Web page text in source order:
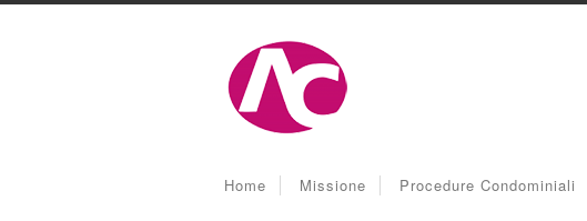
Home Missione Procedure Condominiali